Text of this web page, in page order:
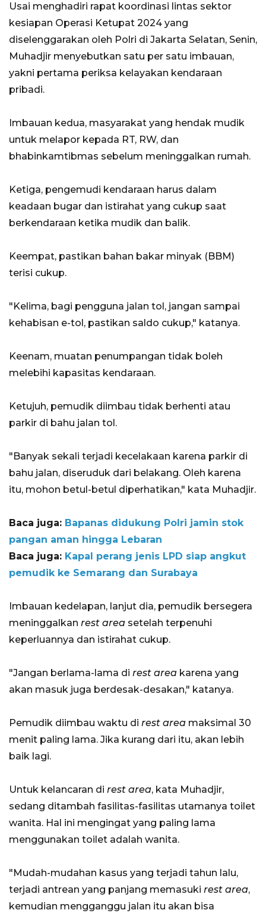
Usai menghadiri rapat koordinasi lintas sektor
kesiapan Operasi Ketupat 2024 yang
diselenggarakan oleh Polri di Jakarta Selatan, Senin,
Muhadjir menyebutkan satu per satu imbauan,
yakni pertama periksa kelayakan kendaraan
pribadi.
Imbauan kedua, masyarakat yang hendak mudik
untuk melapor kepada RT, RW, dan
bhabinkamtibmas sebelum meninggalkan rumah.
Ketiga, pengemudi kendaraan harus dalam
keadaan bugar dan istirahat yang cukup saat
berkendaraan ketika mudik dan balik.
Keempat, pastikan bahan bakar minyak (BBM)
terisi cukup.
"Kelima, bagi pengguna jalan tol, jangan sampai
kehabisan e-tol, pastikan saldo cukup," katanya.
Keenam, muatan penumpangan tidak boleh
melebihi kapasitas kendaraan.
Ketujuh, pemudik diimbau tidak berhenti atau
parkir di bahu jalan tol.
"Banyak sekali terjadi kecelakaan karena parkir di
bahu jalan, diseruduk dari belakang. Oleh karena
itu, mohon betul-betul diperhatikan," kata Muhadjir.
Baca juga: Bapanas didukung Polri jamin stok
pangan aman hingga Lebaran
Baca juga: Kapal perang jenis LPD siap angkut
pemudik ke Semarang dan Surabaya
Imbauan kedelapan, lanjut dia, pemudik bersegera
meninggalkan rest area setelah terpenuhi
keperluannya dan istirahat cukup.
"Jangan berlama-lama di rest area karena yang
akan masuk juga berdesak-desakan," katanya.
Pemudik diimbau waktu di rest area maksimal 30
menit paling lama. Jika kurang dari itu, akan lebih
baik lagi.
Untuk kelancaran di rest area, kata Muhadjir,
sedang ditambah fasilitas-fasilitas utamanya toilet
wanita. Hal ini mengingat yang paling lama
menggunakan toilet adalah wanita.
"Mudah-mudahan kasus yang terjadi tahun lalu,
terjadi antrean yang panjang memasuki rest area,
kemudian mengganggu jalan itu akan bisa